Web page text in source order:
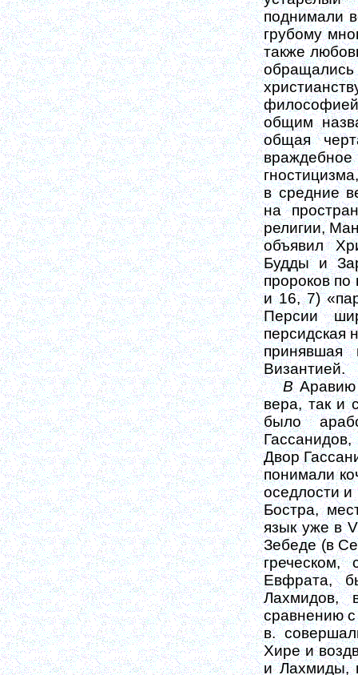
поднимали
грубому
также
философией
общим
общая
в средние
на
религии,
объявил
Будды и
пророков
и 16, 7)
Персии
персидская
принявшая
Византией.
ВАравию
вера, так и
было
Двор
понимали
оседлости
Бостра,
язык уже в
Зебеде (в
Евфрата,
Лахмидов,
сравнению
в.
Хире и
и Лахмиды,